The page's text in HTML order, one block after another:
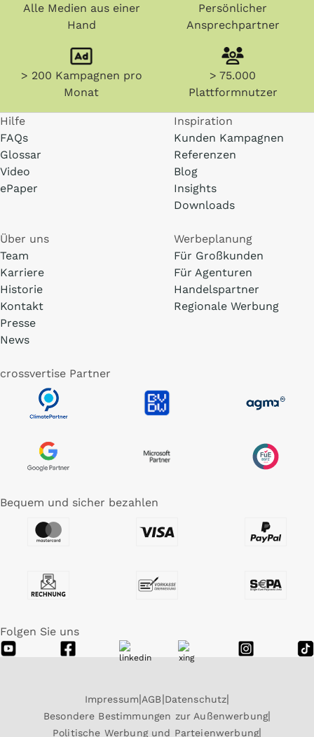
Alle Medien aus einer
Hand
Persönlicher
Ansprechpartner
> 200 Kampagnen pro
Monat
> 75.000
Plattformnutzer
Hilfe
FAQs
Glossar
Video
ePaper
Inspiration
Kunden Kampagnen
Referenzen
Blog
Insights
Downloads
Über uns
Team
Karriere
Historie
Kontakt
Presse
News
Werbeplanung
Für Großkunden
Für Agenturen
Handelspartner
Regionale Werbung
crossvertise Partner
Bequem und sicher bezahlen
Folgen Sie uns
Impressum AGB Datenschutz
Besondere Bestimmungen zur Außenwerbung
Politische Werbung und Parteienwerbung